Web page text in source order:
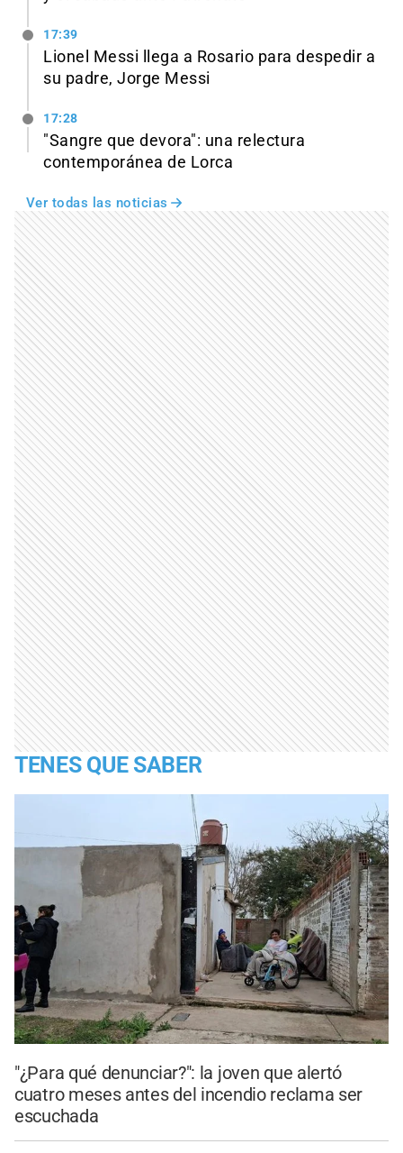
17:39
Lionel Messi llega a Rosario para despedir a
su padre, Jorge Messi
17:28
"Sangre que devora": una relectura
contemporánea de Lorca
Ver todas las noticias
TENES QUE SABER
"¿Para qué denunciar?": la joven que alertó
cuatro meses antes del incendio reclama ser
escuchada